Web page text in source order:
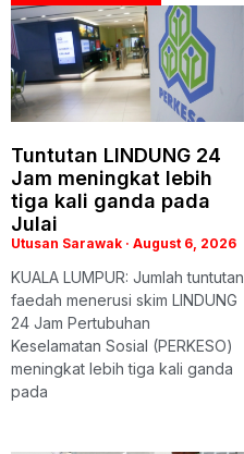
Tuntutan LINDUNG 24
Jam meningkat lebih
tiga kali ganda pada
Julai
Utusan Sarawak August 6, 2026
KUALA LUMPUR: Jumlah tuntutan
faedah menerusi skim LINDUNG
24 Jam Pertubuhan
Keselamatan Sosial (PERKESO)
meningkat lebih tiga kali ganda
pada